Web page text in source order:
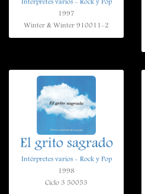
Intérpretes varios - Rock y Pop
1997
Winter & Winter 910011-2
El grito sagrado
Intérpretes varios - Rock y Pop
1998
Ciclo 3 50053